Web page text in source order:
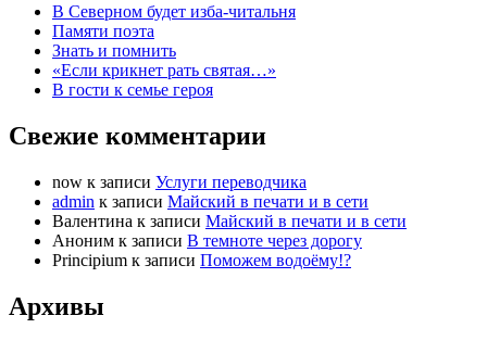
В Северном будет изба-читальня
Памяти поэта
Знать и помнить
«Если крикнет рать святая…»
В гости к семье героя
Свежие комментарии
now к записи Услуги переводчика
admin к записи Майский в печати и в сети
Валентина к записи Майский в печати и в сети
Аноним к записи В темноте через дорогу
Principium к записи Поможем водоёму!?
Архивы